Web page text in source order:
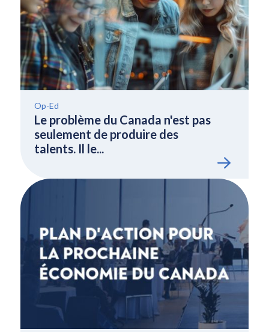
Op-Ed
Le problème du Canada n'est pas
seulement de produire des
talents. Il le...